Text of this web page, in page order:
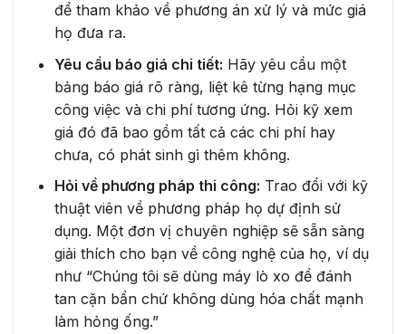
để tham khảo về phương án xử lý và mức giá
họ đưa ra.
Yêu cầu báo giá chi tiết: Hãy yêu cầu một
bảng báo giá rõ ràng, liệt kê từng hạng mục
công việc và chi phí tương ứng. Hỏi kỹ xem
giá đó đã bao gồm tất cả các chi phí hay
chưa, có phát sinh gì thêm không.
Hỏi về phương pháp thi công: Trao đổi với kỹ
thuật viên về phương pháp họ dự định sử
dụng. Một đơn vị chuyên nghiệp sẽ sẵn sàng
giải thích cho bạn về công nghệ của họ, ví dụ
như “Chúng tôi sẽ dùng máy lò xo để đánh
tan cặn bẩn chứ không dùng hóa chất mạnh
làm hỏng ống.”